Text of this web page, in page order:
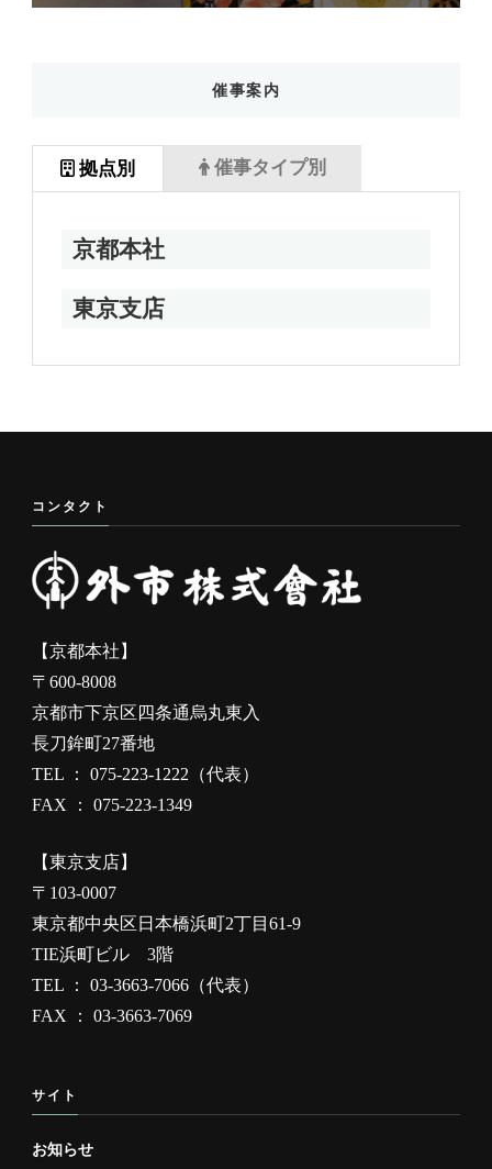
催事案内
拠点別
京都本社
東京支店
催事タイプ別
コンタクト
【京都本社】
〒600-8008
京都市下京区四条通烏丸東入
長刀鉾町27番地
TEL ： 075-223-1222（代表）
FAX ： 075-223-1349
【東京支店】
〒103-0007
東京都中央区日本橋浜町2丁目61-9
TIE浜町ビル 3階
TEL ： 03-3663-7066（代表）
FAX ： 03-3663-7069
サイト
お知らせ